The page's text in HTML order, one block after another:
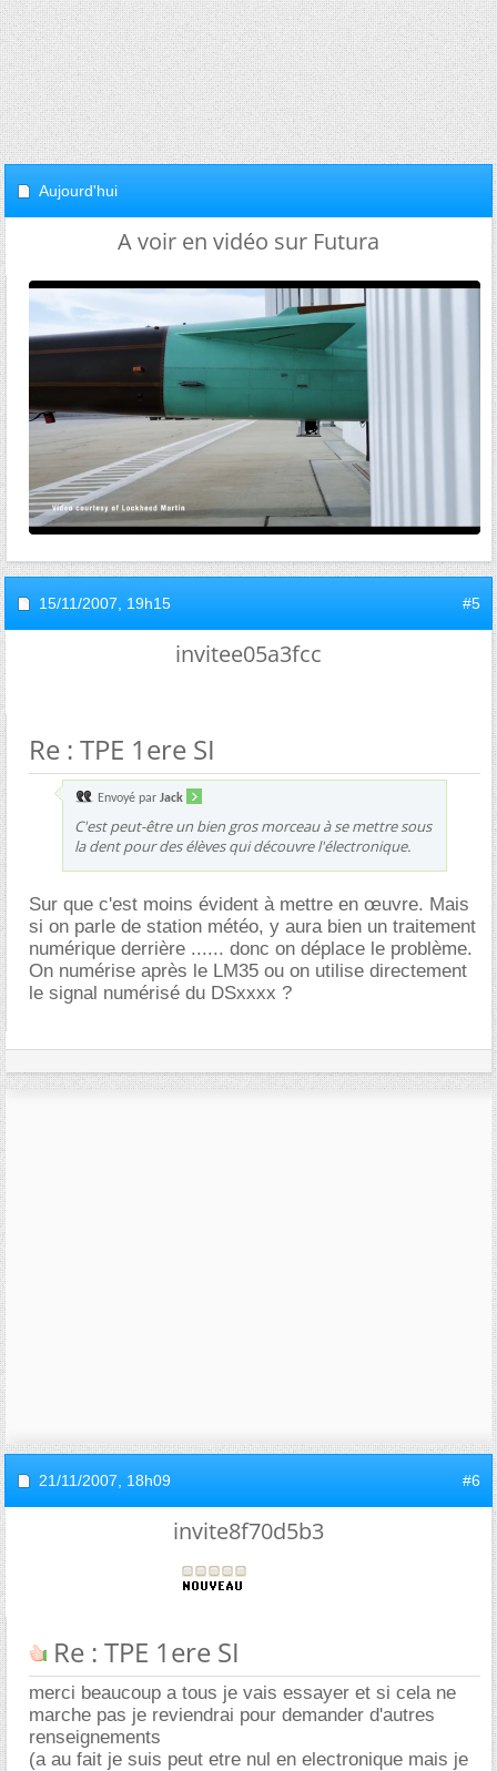
Aujourd'hui
A voir en vidéo sur Futura
15/11/2007, 19h15 #5
invitee05a3fcc
Re : TPE 1ere SI
Envoyé par Jack
C'est peut-être un bien gros morceau à se mettre sous
la dent pour des élèves qui découvre l'électronique.
Sur que c'est moins évident à mettre en œuvre. Mais
si on parle de station météo, y aura bien un traitement
numérique derrière ...... donc on déplace le problème.
On numérise après le LM35 ou on utilise directement
le signal numérisé du DSxxxx ?
21/11/2007, 18h09 #6
invite8f70d5b3
Re : TPE 1ere SI
merci beaucoup a tous je vais essayer et si cela ne
marche pas je reviendrai pour demander d'autres
renseignements
(a au fait je suis peut etre nul en electronique mais je